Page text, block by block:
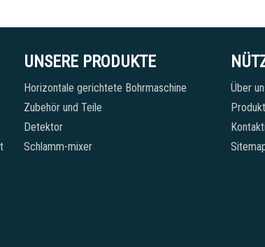
UNSERE PRODUKTE
Horizontale gerichtete Bohrmaschine
Zubehör und Teile
Detektor
Schlamm-mixer
Über